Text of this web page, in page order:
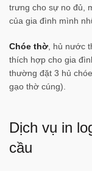
trưng cho sự no đủ,
của gia đình mình
Chóe thờ, hủ nước
thích hợp cho gia
thường đặt 3 hủ
gạo thờ cúng).
Dịch vụ in
cầu